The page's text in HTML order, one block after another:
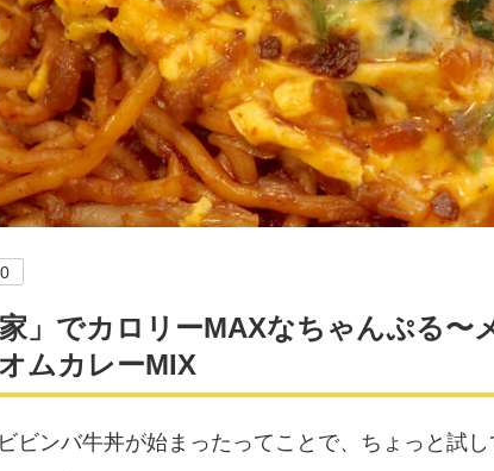
家」でカロリーMAXなちゃんぷる〜
ムカレーMIX
ビンバ牛丼が始まったってことで、ちょっと試